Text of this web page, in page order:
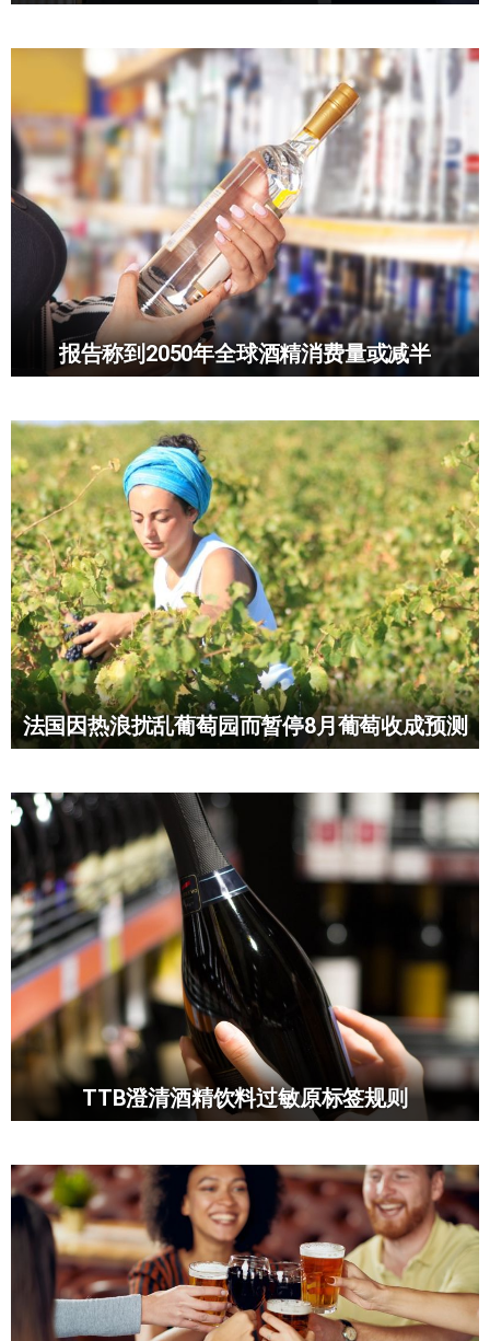
报告称到2050年全球酒精消费量或减半
法国因热浪扰乱葡萄园而暂停8月葡萄收成预测
TTB澄清酒精饮料过敏原标签规则